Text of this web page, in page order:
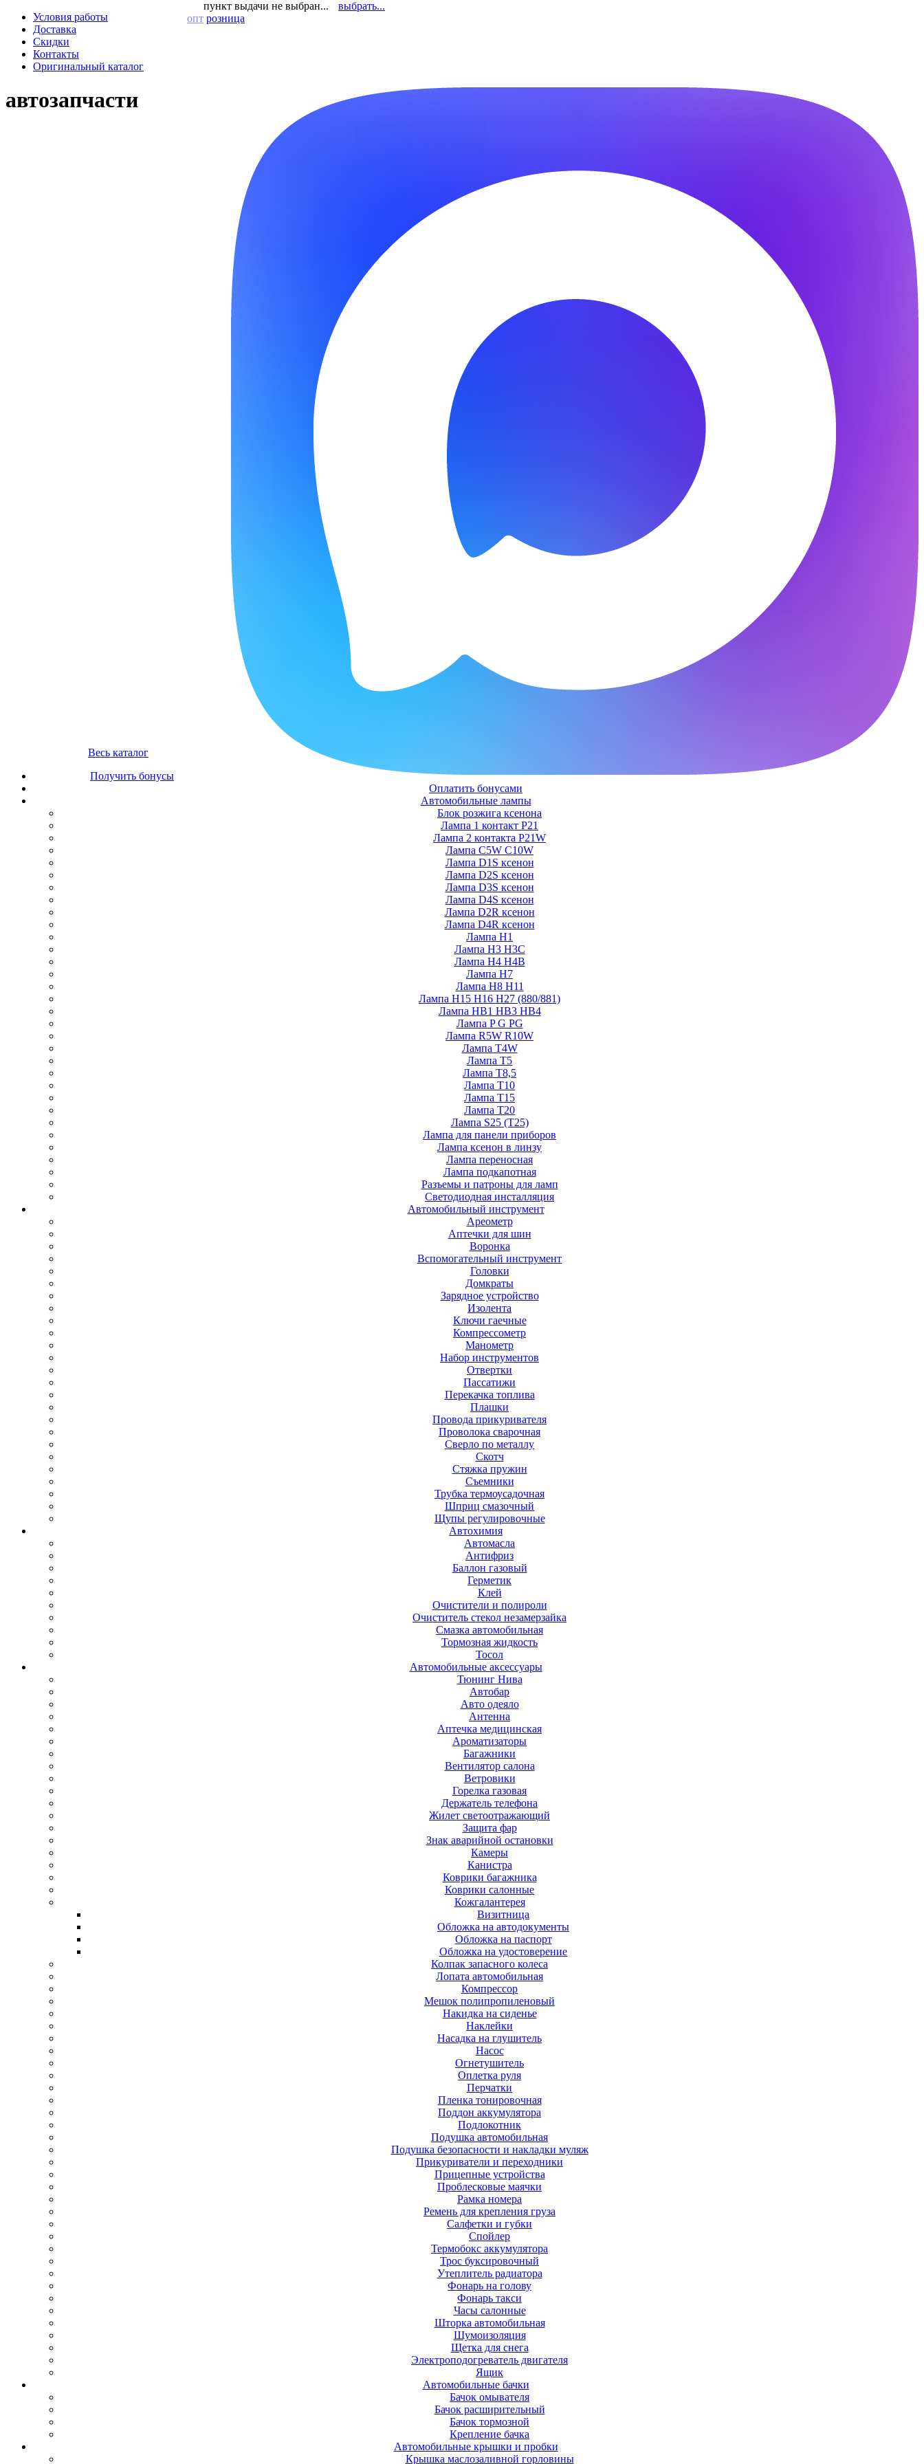
Условия работы
Доставка
Скидки
Контакты
Оригинальный каталог
пункт выдачи не выбран...
выбрать...
опт розница
автозапчасти
Весь каталог
Получить бонусы
Оплатить бонусами
Автомобильные лампы
Блок розжига ксенона
Лампа 1 контакт P21
Лампа 2 контакта P21W
Лампа C5W C10W
Лампа D1S ксенон
Лампа D2S ксенон
Лампа D3S ксенон
Лампа D4S ксенон
Лампа D2R ксенон
Лампа D4R ксенон
Лампа H1
Лампа H3 H3C
Лампа H4 H4B
Лампа H7
Лампа H8 H11
Лампа H15 H16 H27 (880/881)
Лампа HB1 HB3 HB4
Лампа P G PG
Лампа R5W R10W
Лампа T4W
Лампа T5
Лампа T8,5
Лампа T10
Лампа T15
Лампа T20
Лампа S25 (T25)
Лампа для панели приборов
Лампа ксенон в линзу
Лампа переносная
Лампа подкапотная
Разъемы и патроны для ламп
Светодиодная инсталляция
Автомобильный инструмент
Ареометр
Аптечки для шин
Воронка
Вспомогательный инструмент
Головки
Домкраты
Зарядное устройство
Изолента
Ключи гаечные
Компрессометр
Манометр
Набор инструментов
Отвертки
Пассатижи
Перекачка топлива
Плашки
Провода прикуривателя
Проволока сварочная
Сверло по металлу
Скотч
Стяжка пружин
Съемники
Трубка термоусадочная
Шприц смазочный
Щупы регулировочные
Автохимия
Автомасла
Антифриз
Баллон газовый
Герметик
Клей
Очистители и полироли
Очиститель стекол незамерзайка
Смазка автомобильная
Тормозная жидкость
Тосол
Автомобильные аксессуары
Тюнинг Нива
Автобар
Авто одеяло
Антенна
Аптечка медицинская
Ароматизаторы
Багажники
Вентилятор салона
Ветровики
Горелка газовая
Держатель телефона
Жилет светоотражающий
Защита фар
Знак аварийной остановки
Камеры
Канистра
Коврики багажника
Коврики салонные
Кожгалантерея
Визитница
Обложка на автодокументы
Обложка на паспорт
Обложка на удостоверение
Колпак запасного колеса
Лопата автомобильная
Компрессор
Мешок полипропиленовый
Накидка на сиденье
Наклейки
Насадка на глушитель
Насос
Огнетушитель
Оплетка руля
Перчатки
Пленка тонировочная
Поддон аккумулятора
Подлокотник
Подушка автомобильная
Подушка безопасности и накладки муляж
Прикуриватели и переходники
Прицепные устройства
Проблесковые маячки
Рамка номера
Ремень для крепления груза
Салфетки и губки
Спойлер
Термобокс аккумулятора
Трос буксировочный
Утеплитель радиатора
Фонарь на голову
Фонарь такси
Часы салонные
Шторка автомобильная
Шумоизоляция
Щетка для снега
Электроподогреватель двигателя
Ящик
Автомобильные бачки
Бачок омывателя
Бачок расширительный
Бачок тормозной
Крепление бачка
Автомобильные крышки и пробки
Крышка маслозаливной горловины